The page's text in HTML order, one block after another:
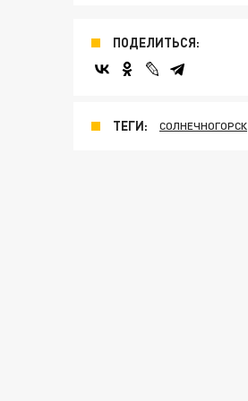
ПОДЕЛИТЬСЯ:
ТЕГИ: СОЛНЕЧНОГОРСК